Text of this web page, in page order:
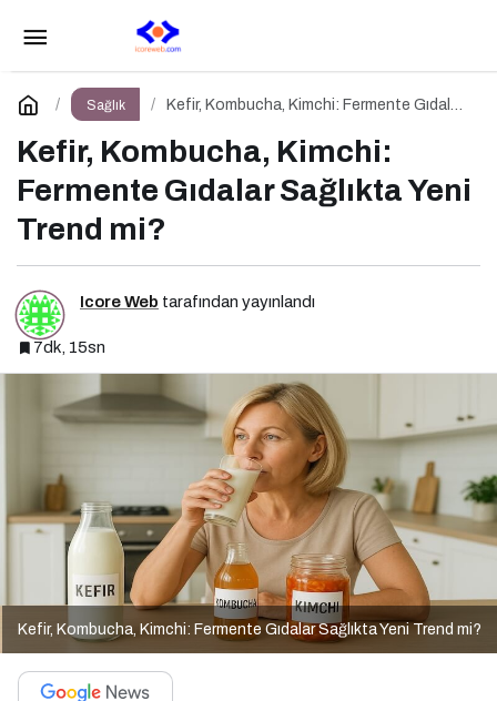
Sağlık
Kefir, Kombucha, Kimchi: Fermente Gıdalar
Kefir, Kombucha, Kimchi:
Fermente Gıdalar Sağlıkta Yeni
Trend mi?
Icore Web tarafından yayınlandı
7dk, 15sn
Kefir, Kombucha, Kimchi: Fermente Gıdalar Sağlıkta Yeni Trend mi?
Kolajen Takviyeleri: Gerçekten Cildi
Gençleştiriyor mu?
Yorum Yap